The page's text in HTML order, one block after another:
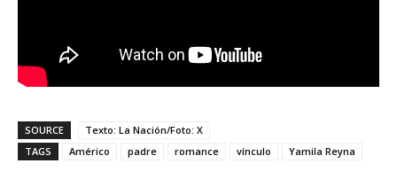
SOURCE
Texto: La Nación/Foto: X
TAGS
Américo padre romance vínculo Yamila Reyna